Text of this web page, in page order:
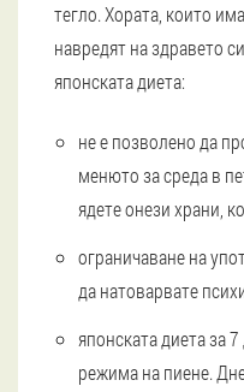
тегло. Хората, които
навредят на здравето
японската диета:
не е позволено да
менюто за среда в
ядете онези храни,
ограничаване на
да натоварвате
японската диета за
режима на пиене.